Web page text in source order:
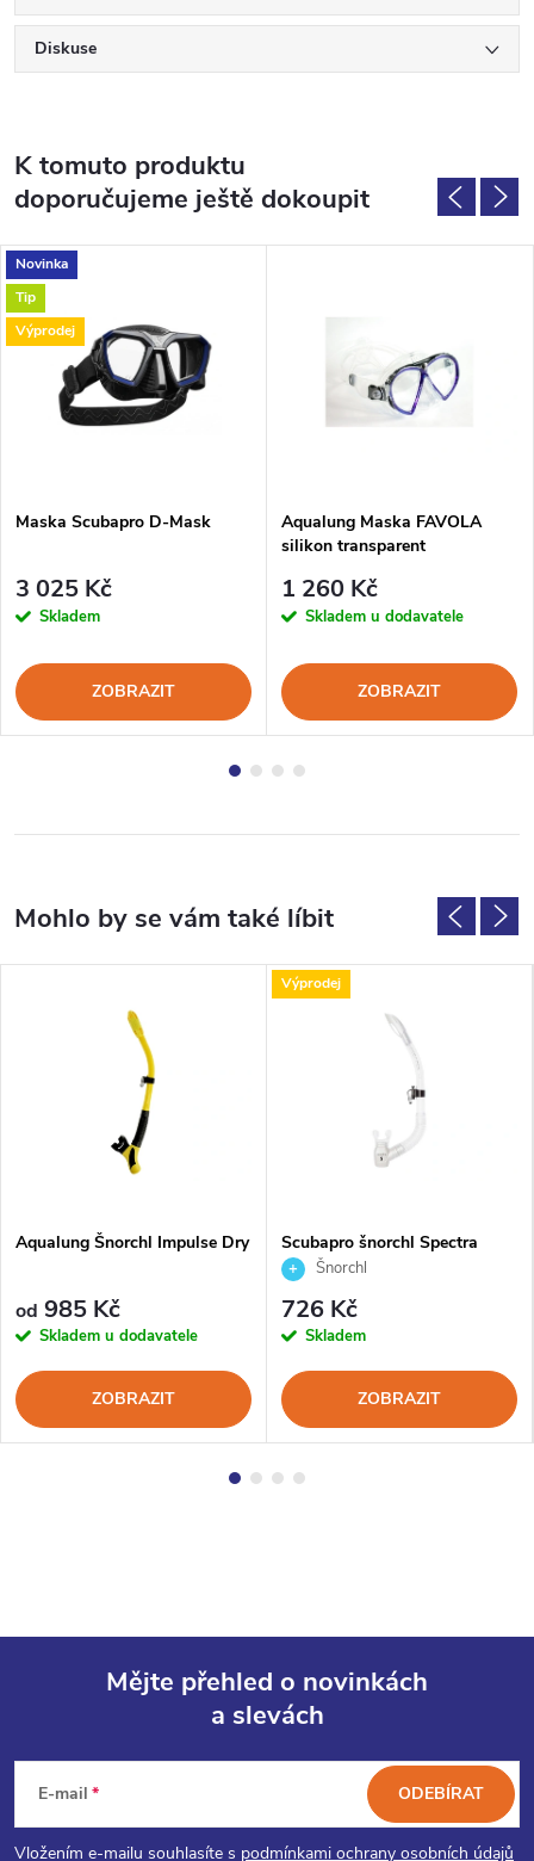
Diskuse
K tomuto produktu
doporučujeme ještě dokoupit
Novinka
Tip
Výprodej
Maska Scubapro D-Mask
3 025 Kč
Skladem
ZOBRAZIT
Aqualung Maska FAVOLA
silikon transparent
1 260 Kč
Skladem u dodavatele
ZOBRAZIT
Aqualung Šnorchl Impulse Dry
od 985 Kč
Skladem u dodavatele
ZOBRAZIT
Výprodej
Scubapro šnorchl Spectra
Šnorchl
726 Kč
Skladem
ZOBRAZIT
Mějte přehled o novinkách
a slevách
E-mail
Vložením e-mailu souhlasíte s podmínkami ochrany osobních údajů
ODEBÍRAT